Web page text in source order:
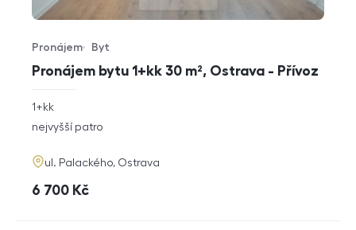
Pronájem bytu 1+kk 30 m², Ostrava - Přívoz
Typ nabídky
Pronájem
Typ nemovitosti
Byt
rozměry
dispozice
1+kk
funkce
nejvyšší patro
adresa
ul. Palackého, Ostrava
cena
6 700 Kč